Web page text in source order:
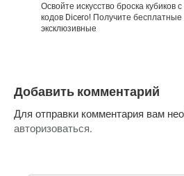
Освойте искусство броска
кодов Dicero! Получите бесплатные
эксклюзивные
Добавить комментарий
Для отправки комментария вам
авторизоваться.